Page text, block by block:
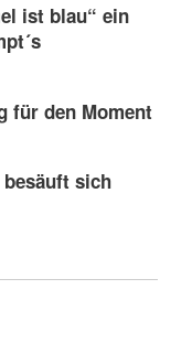
ist blau“ ein
für den Moment
besäuft sich